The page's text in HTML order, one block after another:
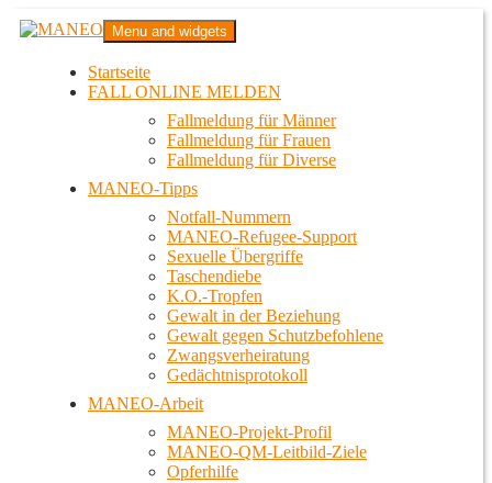
Zum
InhaltMANEO
Das schwule Anti-Gewalt-Projekt in Berlin
Menu and widgets
Startseite
FALL ONLINE MELDEN
Fallmeldung für Männer
Fallmeldung für Frauen
Fallmeldung für Diverse
MANEO-Tipps
Notfall-Nummern
MANEO-Refugee-Support
Sexuelle Übergriffe
Taschendiebe
K.O.-Tropfen
Gewalt in der Beziehung
Gewalt gegen Schutzbefohlene
Zwangsverheiratung
Gedächtnisprotokoll
MANEO-Arbeit
MANEO-Projekt-Profil
MANEO-QM-Leitbild-Ziele
Opferhilfe